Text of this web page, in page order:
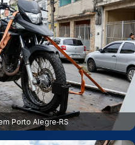
Porto Alegre‑RS